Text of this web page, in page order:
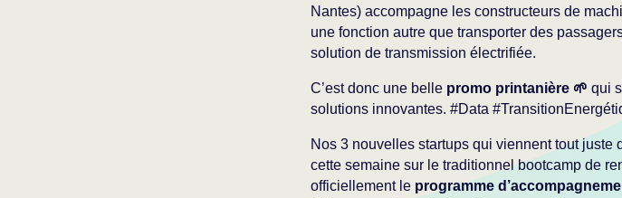
Nantes) accompagne les constructeurs de
une fonction autre que transporter des
solution de transmission électrifiée.
C’est donc une belle promo printanière 🌱 qui
solutions innovantes. #Data
Nos 3 nouvelles startups qui viennent tout juste
cette semaine sur le traditionnel bootcamp de
officiellement le programme